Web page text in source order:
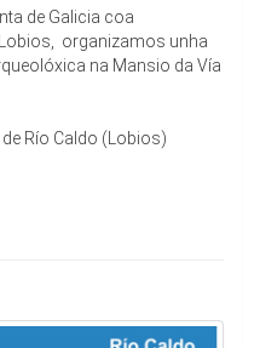
de Galicia coa
organizamos unha
na Mansio da Vía
Río Caldo (Lobios)